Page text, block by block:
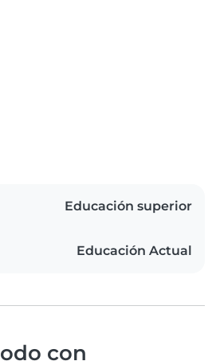
Educación superior
Educación Actual
con